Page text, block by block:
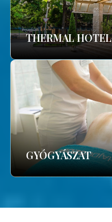
THERMAL HOTEL
GYÓGYÁSZAT